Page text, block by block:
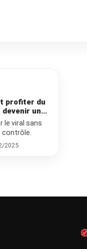
profiter du
un
🧠🔥
le viral sans
contrôle.
2025